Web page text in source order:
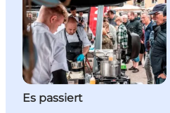
Es passiert